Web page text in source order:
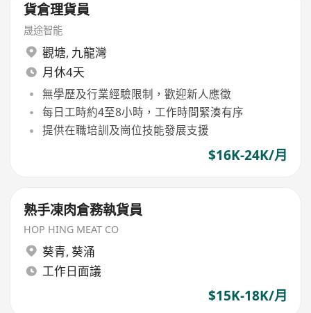
貨倉理貨員
晟途智能
觀塘, 九龍灣
月休4天
無學歷及行業經驗限制，歡迎新人應徵
每日工時約4至8小時，工作時間緊湊有序
提供在職培訓及崗位技能發展支援
$16K-24K/月
熟手凍肉倉務執貨員
HOP HING MEAT CO
葵青, 葵涌
工作日面議
$15K-18K/月